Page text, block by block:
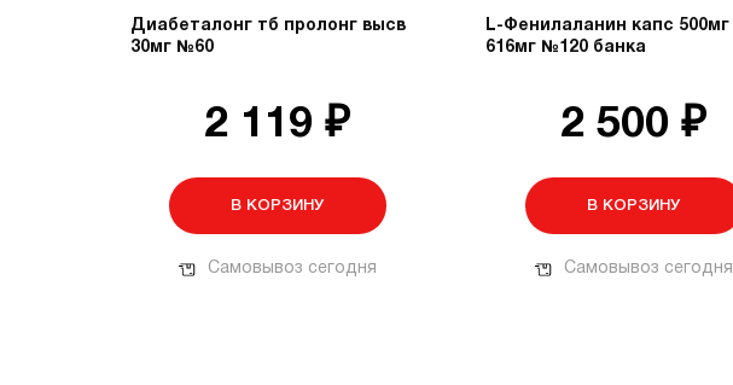
Диабеталонг тб пролонг высв
30мг №60
2 119 ₽
В КОРЗИНУ
Самовывоз сегодня
L-Фенилаланин капс 500мг
616мг №120 банка
2 500 ₽
В КОРЗИНУ
Самовывоз сегодня